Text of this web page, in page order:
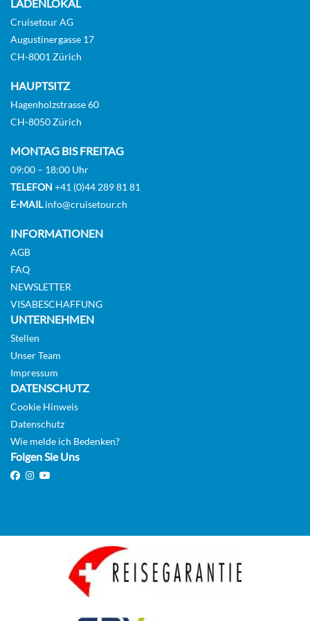
Main deck 2 beds with balcony-[GLS_PPB]
AUSWÄHLEN
Main Deck Suite with Balcony-[SUB_PP]
Auf Anfrage
AUSWÄHLEN
KABINE
ANFRAGEN
LADENLOKAL
Cruisetour AG
Augustinergasse 17
CH-8001 Zürich
HAUPTSITZ
Hagenholzstrasse 60
CH-8050 Zürich
MONTAG BIS FREITAG
09:00 – 18:00 Uhr
TELEFON +41 (0)44 289 81 81
E-MAILinfo@cruisetour.ch
INFORMATIONEN
AGB
FAQ
NEWSLETTER
VISABESCHAFFUNG
UNTERNEHMEN
Stellen
Unser Team
Impressum
DATENSCHUTZ
Cookie Hinweis
Datenschutz
Wie melde ich Bedenken?
Folgen Sie Uns